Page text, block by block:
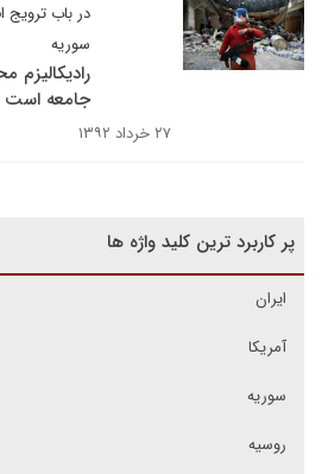
در باب ترویج
سوریه
رادیکالیزم
جامعه است
۲۷ خرداد ۱۳۹۲
پر کاربرد ترین کلید واژه ها
ایران
آمریکا
سوریه
روسیه